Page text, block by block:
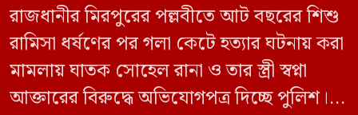
রাজধানীর মিরপুরের পল্লবীতে আট বছরের শিশু
রামিসা ধর্ষণের পর গলা কেটে হত্যার ঘটনায় করা
মামলায় ঘাতক সোহেল রানা ও তার স্ত্রী স্বপ্না
আক্তারের বিরুদ্ধে অভিযোগপত্র দিচ্ছে পুলিশ।